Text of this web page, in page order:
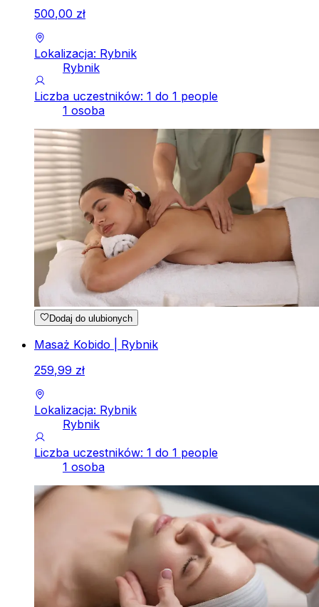
500,00 zł
Lokalizacja: Rybnik
Rybnik
Liczba uczestników: 1 do 1 people
1 osoba
Dodaj do ulubionych
Masaż Kobido | Rybnik
259,99 zł
Lokalizacja: Rybnik
Rybnik
Liczba uczestników: 1 do 1 people
1 osoba